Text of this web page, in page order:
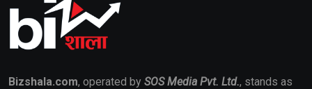
Bizshala.com, operated by SOS Media Pvt. Ltd., stands as